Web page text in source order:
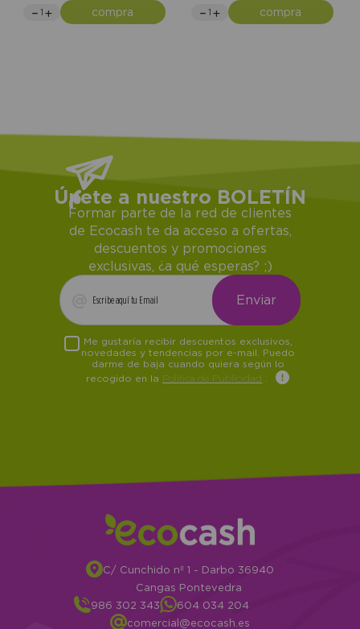
compra compra
Únete a nuestro BOLETÍN
Formar parte de la red de clientes
de Ecocash te da acceso a ofertas,
descuentos y promociones
exclusivas, ¿a qué esperas? ;)
Me gustaría recibir descuentos exclusivos,
novedades y tendencias por e-mail. Puedo
darme de baja cuando quiera según lo
recogido en la Política de Publicidad
C/ Cunchido nº 1 - Darbo 36940
Cangas Pontevedra
986 302 343
604 034 204
comercial@ecocash.es